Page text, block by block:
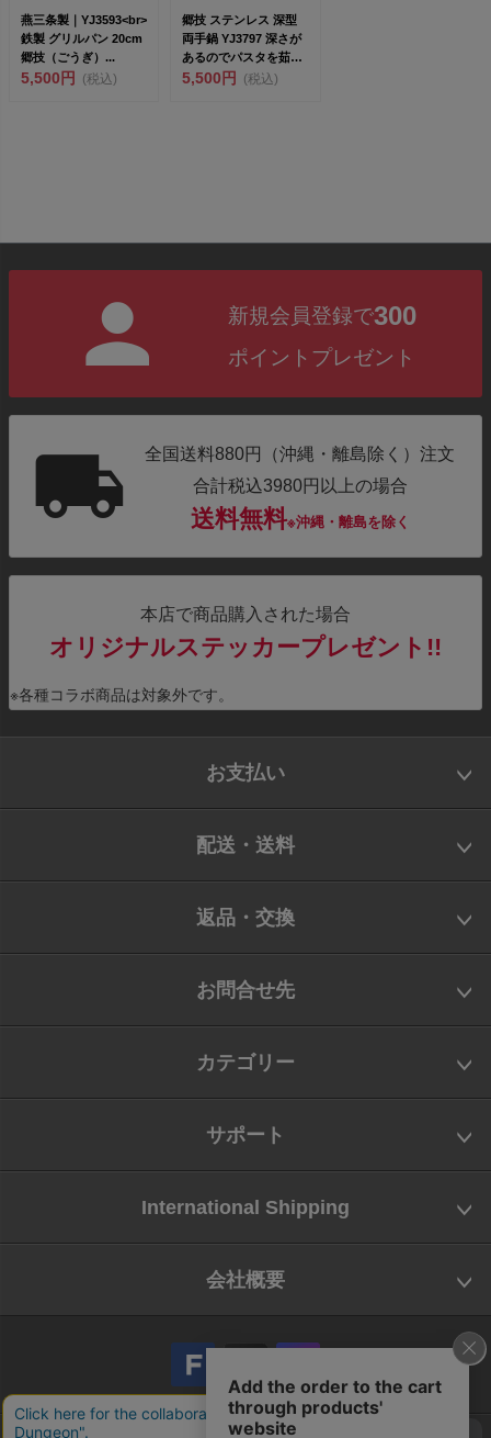
燕三条製｜YJ3593<br>
鉄製 グリルパン 20cm
郷技（ごうぎ）...
5,500円 (税込)
郷技 ステンレス 深型
両手鍋 YJ3797 深さが
あるのでパスタを茹で
るのに便利 燕三条製
5,500円 (税込)
新規会員登録で300
ポイントプレゼント
全国送料880円（沖縄・離島除く）注文
合計税込3980円以上の場合
送料無料※沖縄・離島を除く
本店で商品購入された場合
オリジナルステッカープレゼント!!
※各種コラボ商品は対象外です。
お支払い
配送・送料
返品・交換
お問合せ先
カテゴリー
サポート
International Shipping
会社概要